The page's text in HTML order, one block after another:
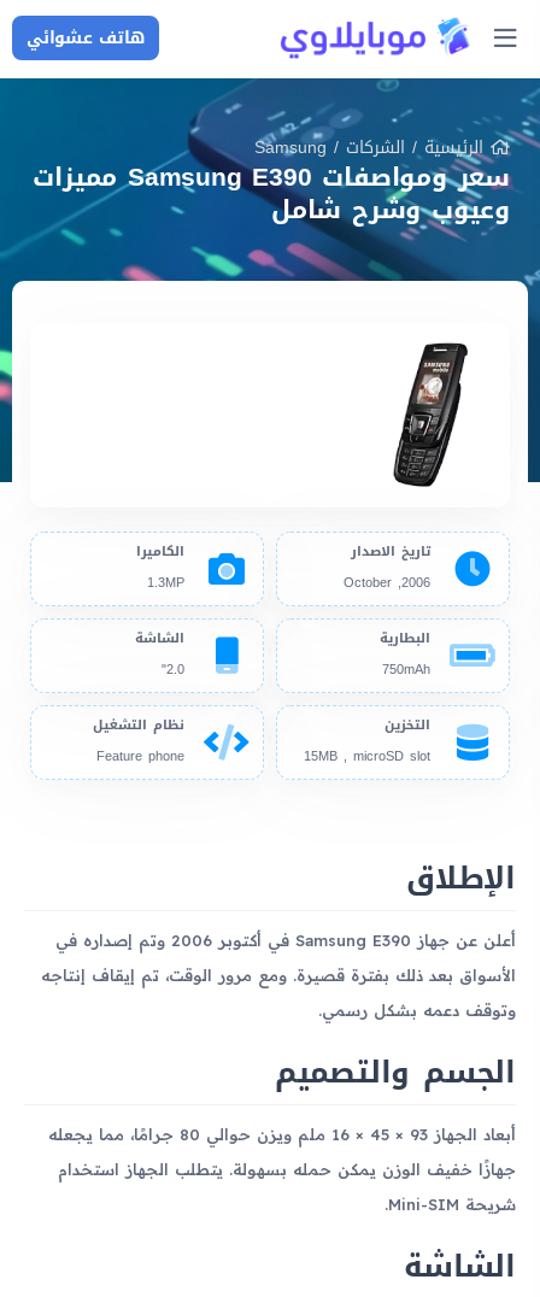
هاتف عشوائي
الرئيسية/ الشركات /
Samsung
سعر ومواصفات Samsung E390 مميزات
وعيوب وشرح شامل
تاريخ الاصدار
2006, October
الكاميرا
1.3MP
البطارية
750mAh
الشاشة
2.0"
التخزين
15MB , microSD slot
نظام التشغيل
Feature phone
الإطلاق
أعلن عن جهاز Samsung E390 في أكتوبر 2006 وتم إصداره في
الأسواق بعد ذلك بفترة قصيرة. ومع مرور الوقت، تم إيقاف إنتاجه
وتوقف دعمه بشكل رسمي.
الجسم والتصميم
أبعاد الجهاز 93 × 45 × 16 ملم ويزن حوالي 80 جرامًا، مما يجعله
جهازًا خفيف الوزن يمكن حمله بسهولة. يتطلب الجهاز استخدام
شريحة Mini-SIM.
الشاشة